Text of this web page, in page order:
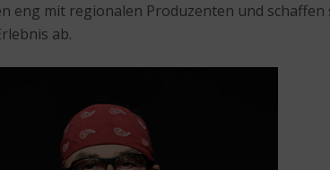
mit regionalen Produzenten und
ab.